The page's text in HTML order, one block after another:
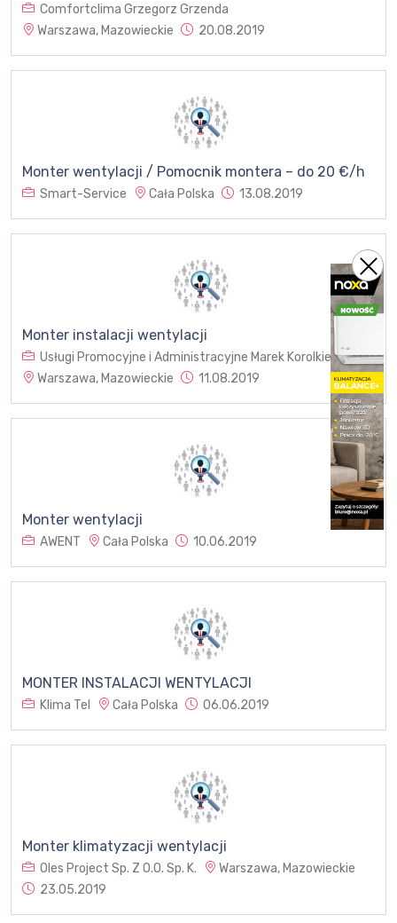
Comfortclima Grzegorz Grzenda
Warszawa, Mazowieckie
20.08.2019
Monter wentylacji / Pomocnik montera – do 20 €/h
Smart-Service Cała Polska 13.08.2019
Monter instalacji wentylacji
Usługi Promocyjne i Administracyjne Marek Korolkiewicz
Warszawa, Mazowieckie
11.08.2019
Monter wentylacji
AWENT Cała Polska 10.06.2019
MONTER INSTALACJI WENTYLACJI
Klima Tel Cała Polska 06.06.2019
Monter klimatyzacji wentylacji
Oles Project Sp. Z O.O. Sp. K.
Warszawa, Mazowieckie
23.05.2019